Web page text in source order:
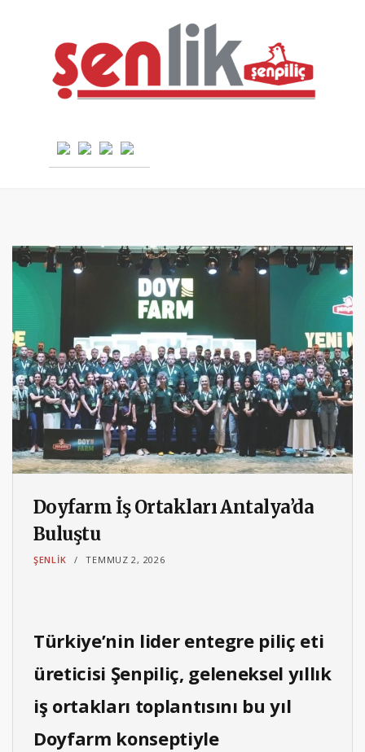
Doyfarm İş Ortakları Antalya’da
Buluştu
ŞENLIK TEMMUZ 2, 2026
Türkiye’nin lider entegre piliç eti
üreticisi Şenpiliç, geleneksel yıllık
iş ortakları toplantısını bu yıl
Doyfarm konseptiyle